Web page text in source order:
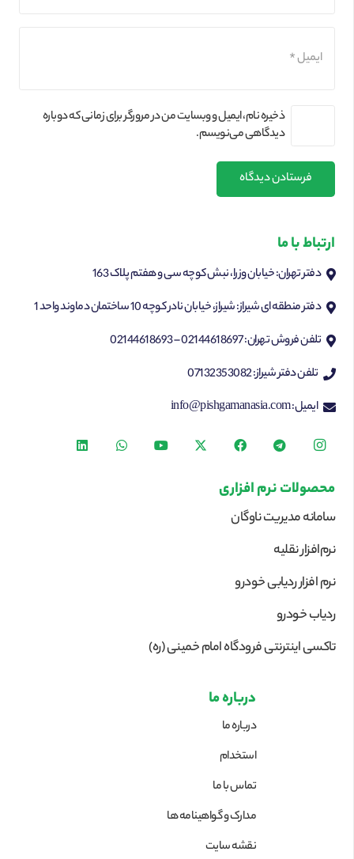
ذخیره نام، ایمیل و وبسایت من در مرورگر برای زمانی که دوباره
دیدگاهی می‌نویسم.
فرستادن دیدگاه
ارتباط با ما
دفتر تهران: خیابان وزرا، نبش کوچه سی و هفتم پلاک 163
دفتر منطقه ای شیراز: شیراز، خیابان نادر کوچه 10 ساختمان دماوند واحد 1
تلفن فروش تهران: 02144618697 – 02144618693
تلفن دفتر شیراز: 07132353082
ایمیل: info@pishgamanasia.com
محصولات نرم افزاری
سامانه مدیریت ناوگان
نرم‌افزار نقلیه
نرم افزار ردیابی خودرو
ردیاب خودرو
تاکسی اینترنتی فرودگاه امام خمینی (ره)
درباره ما
درباره ما
استخدام
تماس با ما
مدارک و گواهینامه ها
نقشه سایت